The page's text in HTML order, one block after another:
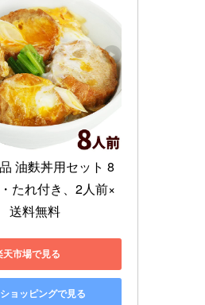
油麩丼用セット 8
たれ付き、2人前×
送料無料
天市場で見る
ョッピングで見る